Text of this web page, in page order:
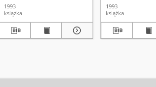
1993
książka
1993
książka